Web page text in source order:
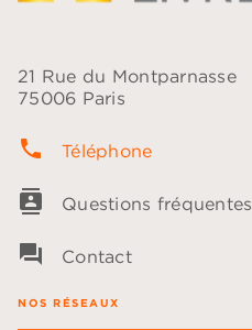
21 Rue du Montparnasse
75006 Paris
phone Téléphone
contacts Questions fréquentes
question_answer Contact
NOS RÉSEAUX